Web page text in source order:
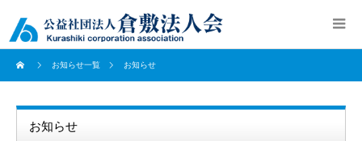
お知らせ一覧 お知らせ
お知らせ